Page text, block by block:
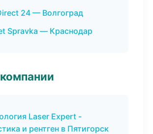
24 — Волгоград
Spravka — Краснодар
Laser Expert -
и рентген в Пятигорск